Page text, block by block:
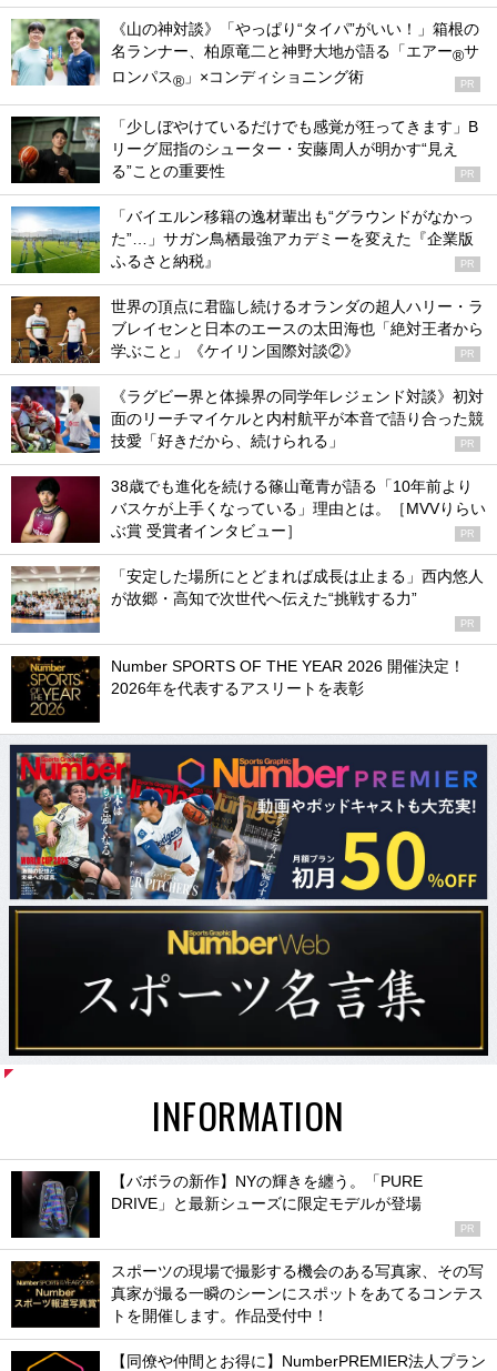
《山の神対談》「やっぱり“タイパ”がいい！」箱根の
名ランナー、柏原竜二と神野大地が語る「エアー®サ
ロンパス® 」×コンディショニング術 PR
「少しぼやけているだけでも感覚が狂ってきます」B
リーグ屈指のシューター・安藤周人が明かす“見え
る”ことの重要性
PR
「バイエルン移籍の逸材輩出も“グラウンドがなかっ
た”…」サガン鳥栖最強アカデミーを変えた『企業版
ふるさと納税』
PR
世界の頂点に君臨し続けるオランダの超人ハリー・ラ
ブレイセンと日本のエースの太田海也「絶対王者から
学ぶこと」《ケイリン国際対談②》
PR
《ラグビー界と体操界の同学年レジェンド対談》初対
面のリーチマイケルと内村航平が本音で語り合った競
技愛「好きだから、続けられる」
PR
38歳でも進化を続ける篠山竜青が語る「10年前より
バスケが上手くなっている」理由とは。［MVVりらい
ぶ賞 受賞者インタビュー］
PR
「安定した場所にとどまれば成長は止まる」西内悠人
が故郷・高知で次世代へ伝えた“挑戦する力”
PR
Number SPORTS OF THE YEAR 2026 開催決定！
2026年を代表するアスリートを表彰
INFORMATION
【バボラの新作】NYの輝きを纏う。「PURE
DRIVE」と最新シューズに限定モデルが登場
PR
スポーツの現場で撮影する機会のある写真家、その写
真家が撮る一瞬のシーンにスポットをあてるコンテス
トを開催します。作品受付中！
【同僚や仲間とお得に】NumberPREMIER法人プラン